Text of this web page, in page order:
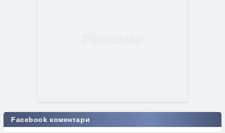
Facebook коментари